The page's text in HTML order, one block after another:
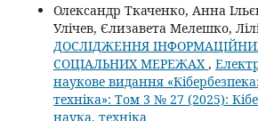
Олександр Ткаченко, Анна
Улічев, Єлизавета Мелешко,
ДОСЛІДЖЕННЯ
СОЦІАЛЬНИХ МЕРЕЖАХ,
наукове видання
техніка»: Том 3 № 27 (2025):
наука, техніка